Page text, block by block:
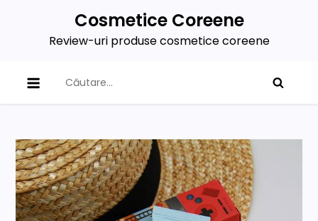
Cosmetice Coreene
Review-uri produse cosmetice coreene
după: